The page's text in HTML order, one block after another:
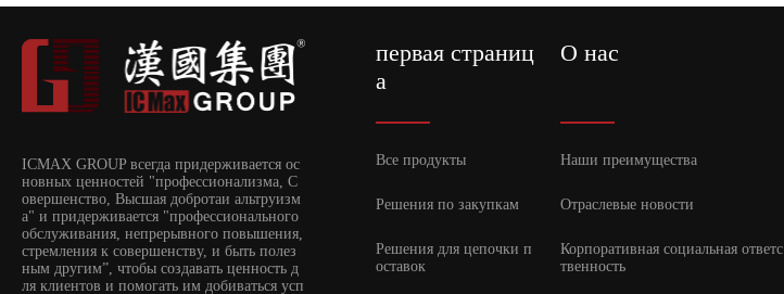
ICMAX GROUP всегда придерживается ос
новных ценностей "профессионализма, С
овершенство, Высшая добротаи альтруизм
а" и придерживается "профессионального
обслуживания, непрерывного повышения,
стремления к совершенству, и быть полез
ным другим”, чтобы создавать ценность д
ля клиентов и помогать им добиваться усп
первая страниц
а
Все продукты
Решения по закупкам
Решения для цепочки п
оставок
О нас
Наши преимущества
Отраслевые новости
Корпоративная социальная ответс
твенность